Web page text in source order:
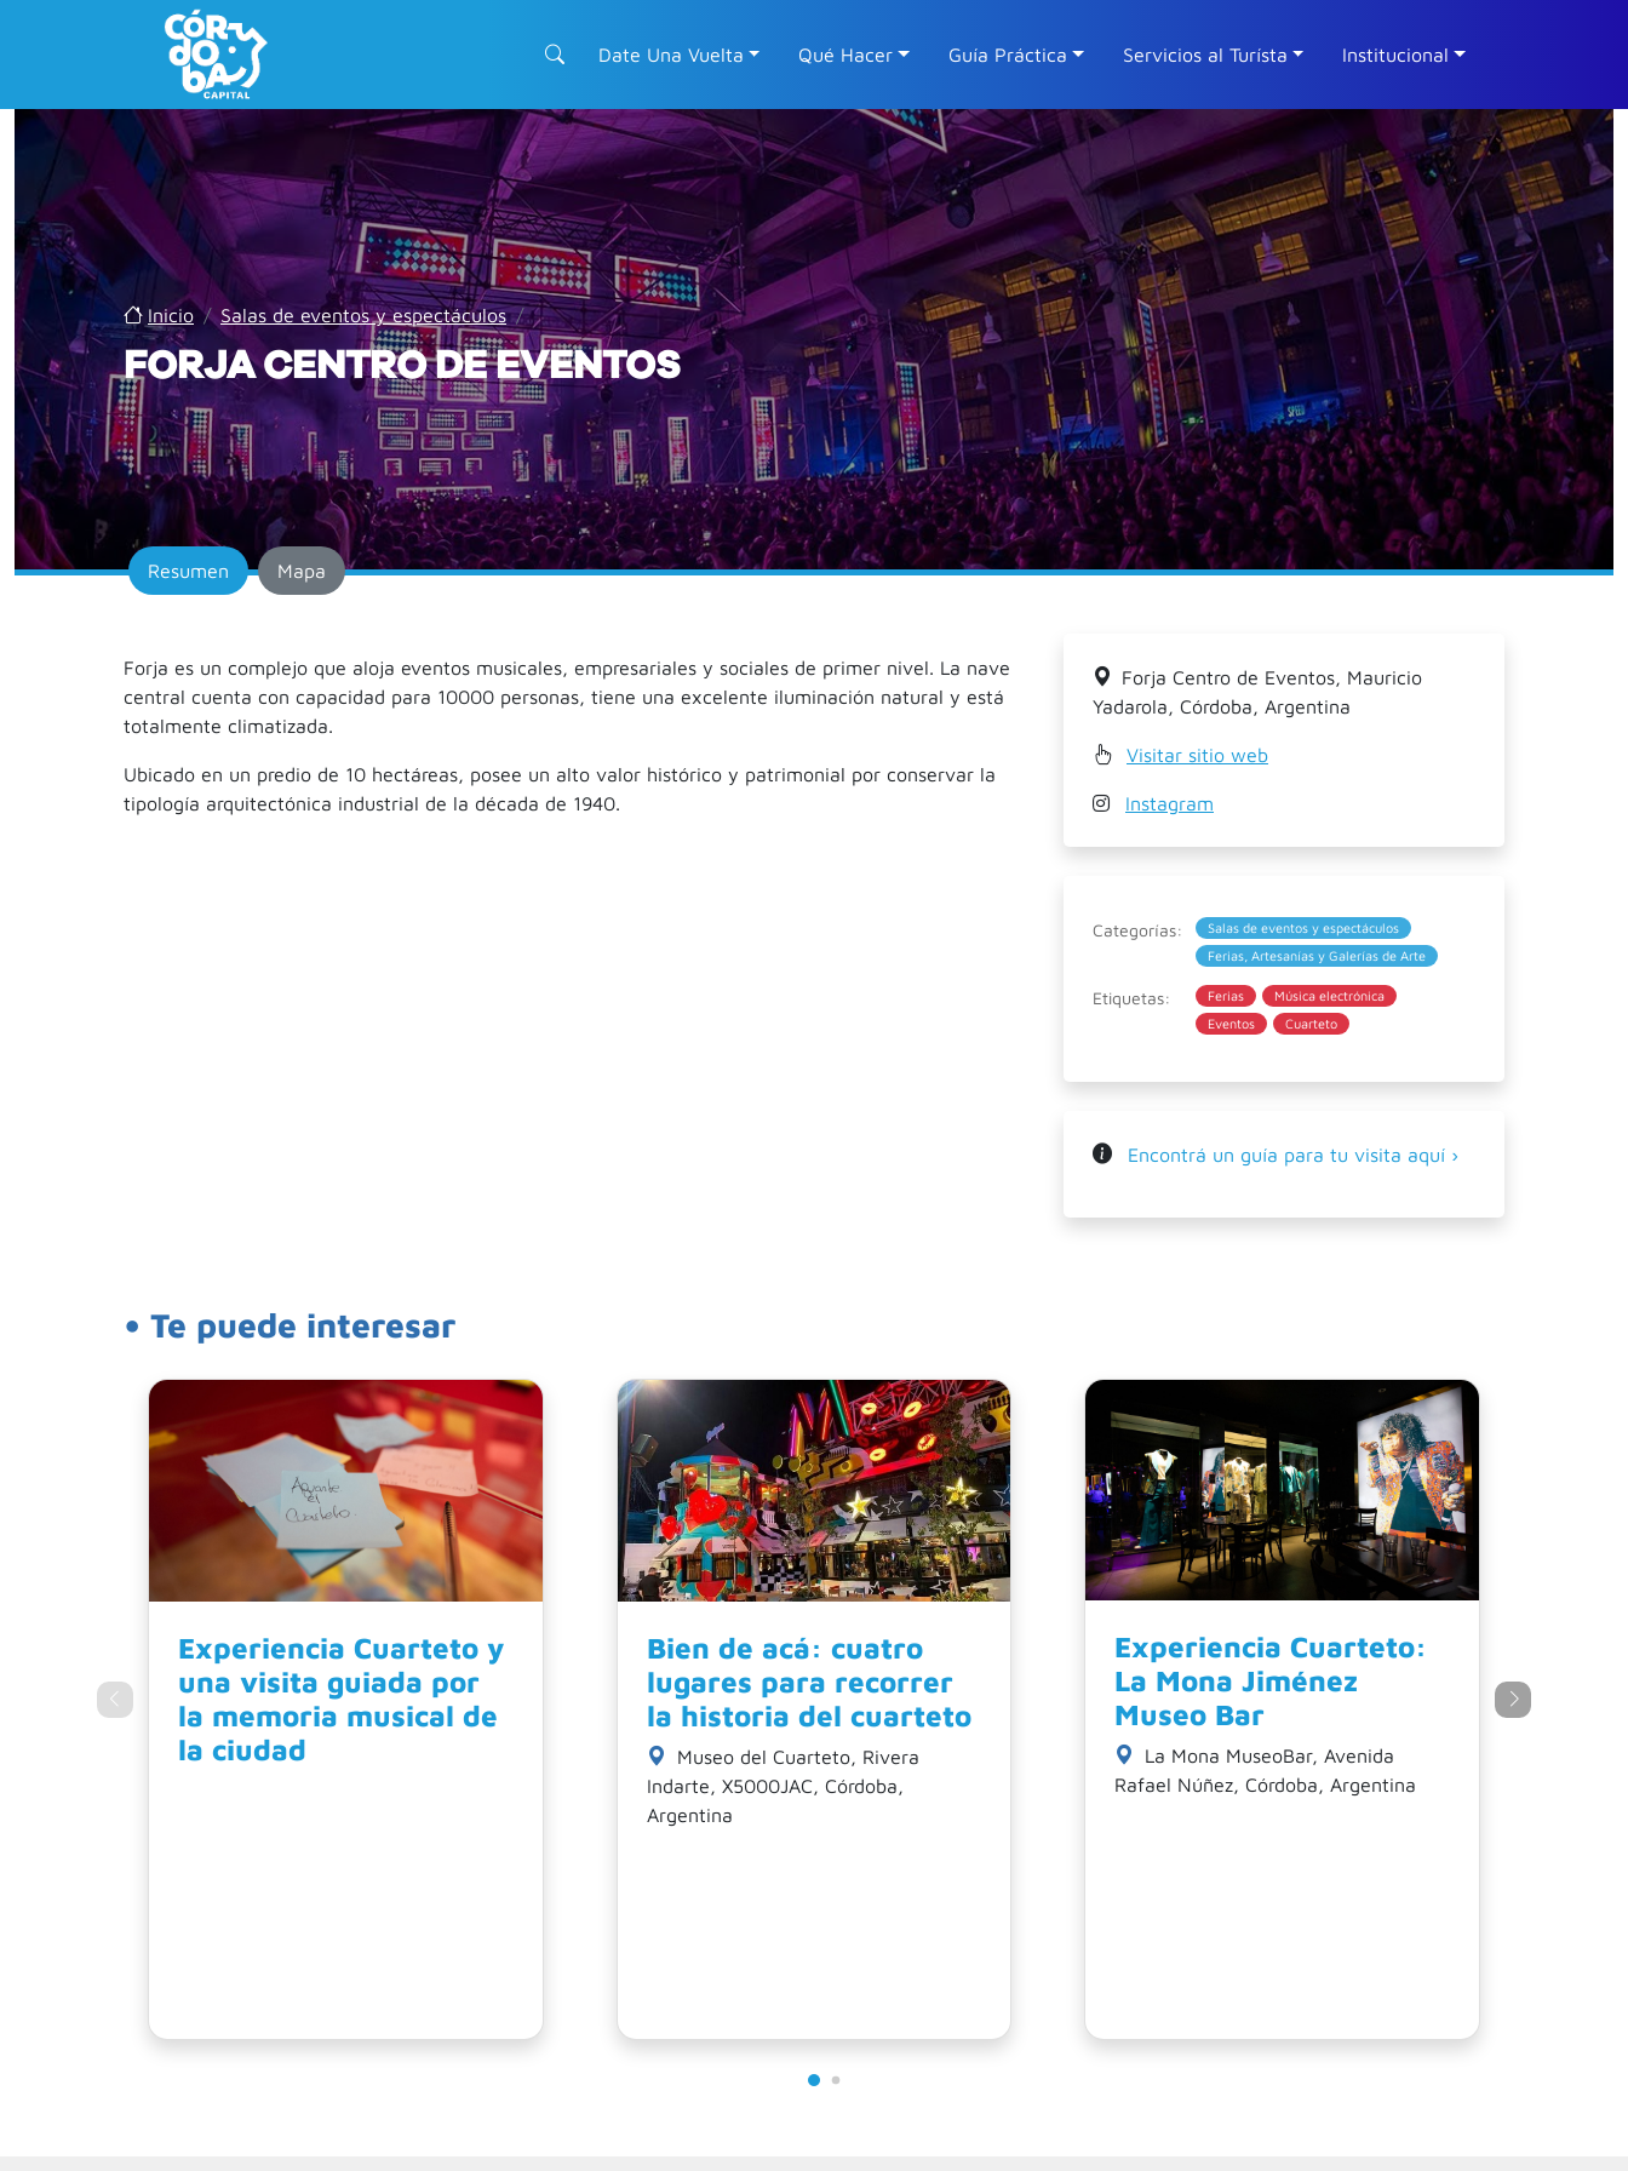
Date Una Vuelta Qué Hacer Guía Práctica Servicios al Turísta Institucional
Inicio / Salas de eventos y espectáculos /
FORJA CENTRO DE EVENTOS
Resumen Mapa
Forja es un complejo que aloja eventos musicales, empresariales y sociales de primer nivel. La nave
central cuenta con capacidad para 10000 personas, tiene una excelente iluminación natural y está
totalmente climatizada.
Ubicado en un predio de 10 hectáreas, posee un alto valor histórico y patrimonial por conservar la
tipología arquitectónica industrial de la década de 1940.
Forja Centro de Eventos, Mauricio
Yadarola, Córdoba, Argentina
Visitar sitio web
Instagram
Categorías:
Salas de eventos y espectáculos
Ferias, Artesanías y Galerías de Arte
Etiquetas: Ferias
Música electrónica
Eventos
Cuarteto
Encontrá un guía para tu visita aquí ›
• Te puede interesar
Bien de acá: cuatro
lugares para recorrer
la historia del cuarteto
Museo del Cuarteto, Rivera
Experiencia Cuarteto:
La Mona Jiménez
Museo Bar
La Mona MuseoBar, Avenida
Rafael Núñez, Córdoba, Argentina
Experiencia Cuarteto:
la Plaza de la Música
Plaza de la Música, Intendente
Ramón Bautista Mestre, Mendoza,
Córdoba, Argentina